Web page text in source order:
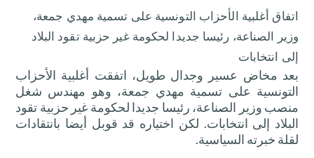
اتفاق أغلبية الأحزاب التونسية على تسمية مهدي جمعة،
وزير الصناعة، رئيسا جديدا لحكومة غير حزبية تقود البلاد
إلى انتخابات
بعد مخاض عسير وجدال طويل، اتفقت أغلبية الأحزاب
التونسية على تسمية مهدي جمعة، وهو مهندس شغل
منصب وزير الصناعة، رئيسا جديدا لحكومة غير حزبية تقود
البلاد إلى انتخابات. لكن اختياره قد قوبل أيضا بانتقادات
لقلة خبرته السياسية.